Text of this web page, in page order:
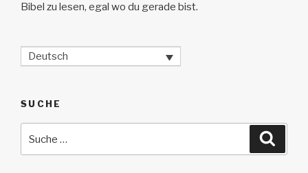
Bibel zu lesen, egal wo du gerade bist.
Deutsch
SUCHE